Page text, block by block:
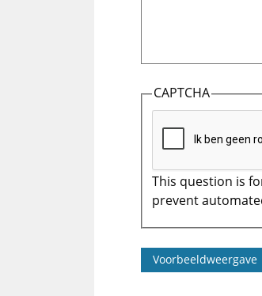
CAPTCHA
This question is
prevent